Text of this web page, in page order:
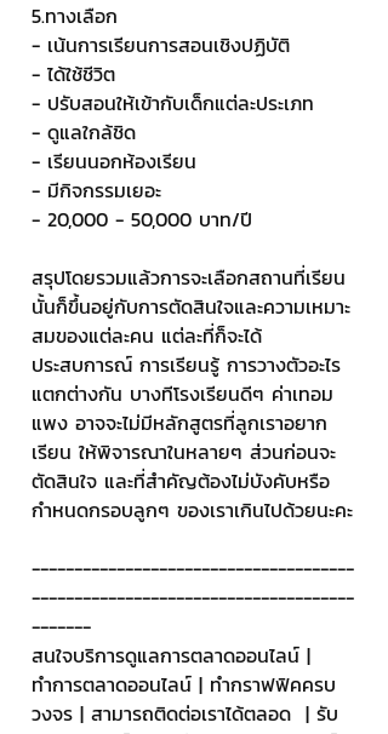
5.ทางเลือก
- เน้นการเรียนการสอนเชิงปฏิบัติ
- ได้ใช้ชีวิต
- ปรับสอนให้เข้ากับเด็กแต่ละประเภท
- ดูแลใกล้ชิด
- เรียนนอกห้องเรียน
- มีกิจกรรมเยอะ
- 20,000 - 50,000 บาท/ปี
สรุปโดยรวมแล้วการจะเลือกสถานที่เรียน
นั้นก็ขึ้นอยู่กับการตัดสินใจและความเหมาะ
สมของแต่ละคน แต่ละที่ก็จะได้
ประสบการณ์ การเรียนรู้ การวางตัวอะไร
แตกต่างกัน บางทีโรงเรียนดีๆ ค่าเทอม
แพง อาจจะไม่มีหลักสูตรที่ลูกเราอยาก
เรียน ให้พิจารณาในหลายๆ ส่วนก่อนจะ
ตัดสินใจ และที่สำคัญต้องไม่บังคับหรือ
กำหนดกรอบลูกๆ ของเราเกินไปด้วยนะคะ
--------------------------------------
--------------------------------------
-------
สนใจบริการดูแลการตลาดออนไลน์ |
ทำการตลาดออนไลน์ | ทำกราฟฟิคครบ
วงจร | สามารถติดต่อเราได้ตลอด  | รับ